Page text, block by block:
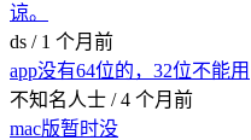
谅。
ds / 1 个月前
app没有64位的，32位不能用
不知名人士 /4 个月前
mac版暂时没